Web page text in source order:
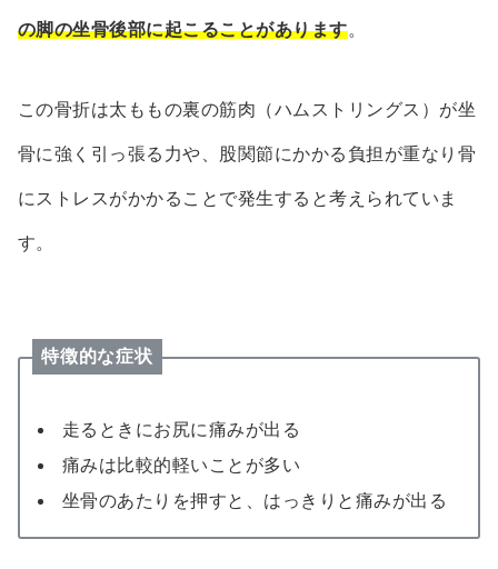
の脚の坐骨後部に起こることがあります。
この骨折は太ももの裏の筋肉（ハムストリングス）が坐
骨に強く引っ張る力や、股関節にかかる負担が重なり骨
にストレスがかかることで発生すると考えられていま
す。
特徴的な症状
走るときにお尻に痛みが出る
痛みは比較的軽いことが多い
坐骨のあたりを押すと、はっきりと痛みが出る